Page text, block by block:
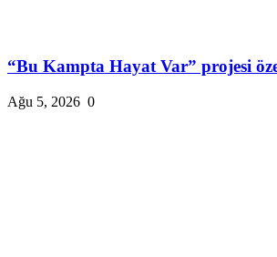
“Bu Kampta Hayat Var” projesi
Ağu 5, 2026 0